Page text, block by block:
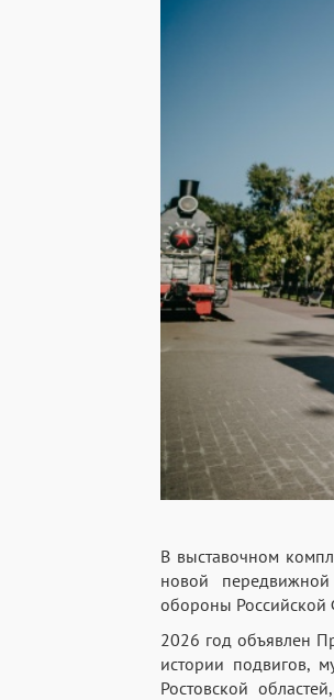
В выставочном
новой передвижной
обороны
2026 год объявлен
истории подвигов,
Ростовской